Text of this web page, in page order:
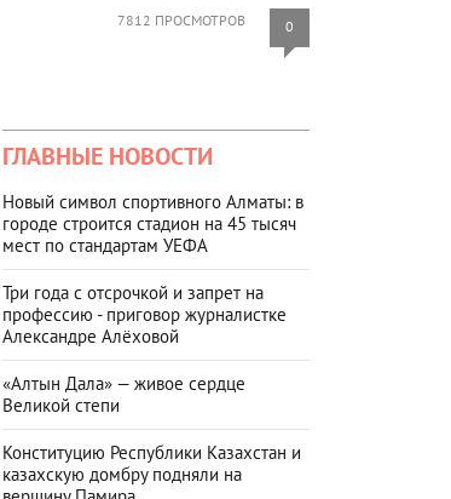
7812 ПРОСМОТРОВ 0
ГЛАВНЫЕ НОВОСТИ
Новый символ спортивного Алматы: в
городе строится стадион на 45 тысяч
мест по стандартам УЕФА
Три года с отсрочкой и запрет на
профессию - приговор журналистке
Александре Алёховой
«Алтын Дала» — живое сердце
Великой степи
Конституцию Республики Казахстан и
казахскую домбру подняли на